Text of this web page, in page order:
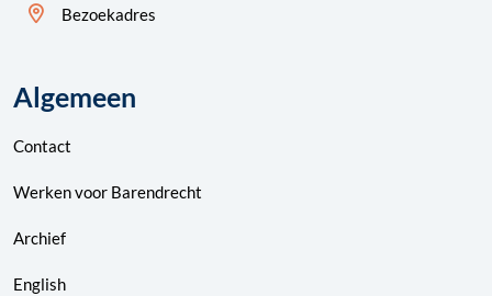
Bezoekadres
Algemeen
Contact
Werken voor Barendrecht
Archief
English